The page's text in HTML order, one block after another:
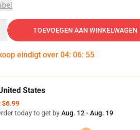
TOEVOEGEN AAN WINKELWAGEN
eindigt over 04: 06: 54
States
$6.99
today to get byAug. 12 - Aug. 19